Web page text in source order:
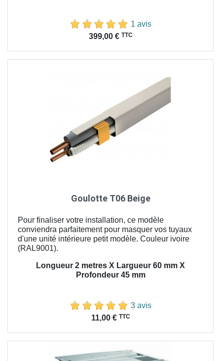
1 avis
399,00 € TTC
Goulotte T06 Beige
Pour finaliser votre installation, ce modèle
conviendra parfaitement pour masquer vos tuyaux
d'une unité intérieure petit modèle. Couleur ivoire
(RAL9001).
Longueur 2 metres X Largueur 60 mm X
Profondeur 45 mm
3 avis
11,00 € TTC